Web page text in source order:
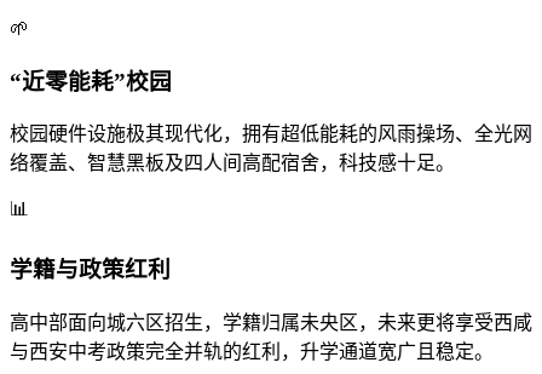
🌱
“近零能耗”校园
校园硬件设施极其现代化，拥有超低能耗的风雨操场、全光网
络覆盖、智慧黑板及四人间高配宿舍，科技感十足。
📊
学籍与政策红利
高中部面向城六区招生，学籍归属未央区，未来更将享受西咸
与西安中考政策完全并轨的红利，升学通道宽广且稳定。